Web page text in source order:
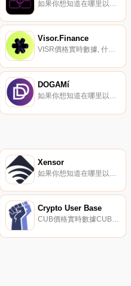
Visor.Finance
VISR價格實時數據, 什么是Visor？用于提供流動性的NFT智能金庫。Visor設想了一個DeFi生態系統,在這個生態系統中,市場條件可以釋放主權智能金庫網絡的流動性,通過無氣體加密簽名進出共享.
DOGAMí
如果你想知道在哪里以當前價格購買DOGAMí,目前交易{DOGAMí]股票的頂級加密貨幣交易所是Gate.io、Bittrex和QuipuSwap。您可以在我們的加密貨幣交易所頁面上找到其他列表。發現DOGAMí！一款獨特的web3手機游戲,玩家可以收養并飼養制作精美的虛擬NFT狗.
Xensor
Crypto User Base
CUB價格實時數據CUB是ERC20代幣,將在CUB家族的多個平臺中用作實用工具代幣。